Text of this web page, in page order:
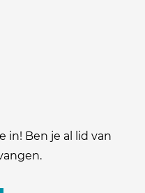
in! Ben je al lid van